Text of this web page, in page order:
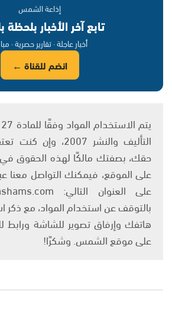
إذاعة الشمس
تابع آخر الأخبار
أخبار عاجلة · تقارير حصرية ·
انضم للقناة ←
التأليف والنشر 2007،
حقك، بصفتك مالكًا لهذه الحقوق في
على الموقع، فيمكنك التواصل معنا
بالتوقف عن استخدام المواد، مع
هاتفك وإرفاق تصوير للشاشة ورابط
على موقع الشمس. وشكرًا!